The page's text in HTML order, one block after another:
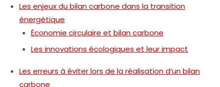
Les enjeux du bilan carbone dans la transition
énergétique
Économie circulaire et bilan carbone
Les innovations écologiques et leur impact
Les erreurs à éviter lors de la réalisation d’un bilan
carbone